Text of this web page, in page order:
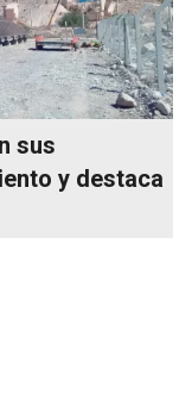
sus
y destaca